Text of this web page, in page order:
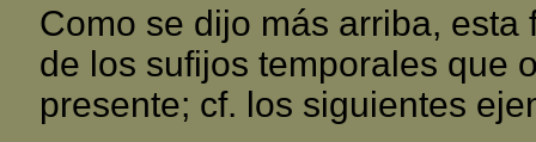
Como se dijo más arriba,
de los sufijos temporales que
presente; cf. los siguientes